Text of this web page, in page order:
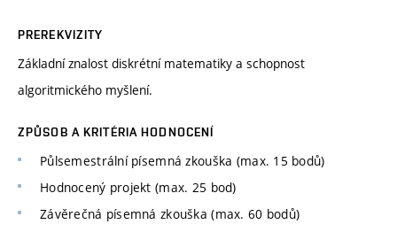
PREREKVIZITY
Základní znalost diskrétní matematiky a schopnost
algoritmického myšlení.
ZPŮSOB A KRITÉRIA HODNOCENÍ
Půlsemestrální písemná zkouška (max. 15 bodů)
Hodnocený projekt (max. 25 bod)
Závěrečná písemná zkouška (max. 60 bodů)